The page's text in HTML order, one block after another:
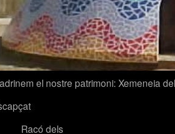
el nostre patrimoni: Xemeneia
Racó dels